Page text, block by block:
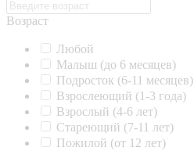
Возраст
Любой
Малыш (до 6 месяцев)
Подросток (6-11 месяцев)
Взрослеющий (1-3 года)
Взрослый (4-6 лет)
Стареющий (7-11 лет)
Пожилой (от 12 лет)